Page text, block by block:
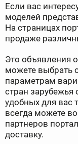
Если вас
моделей
На страницах
продаже
Это объявления
можете выбрать
параметрам
стран
удобных для вас
всегда можете
партнеров
доставку.